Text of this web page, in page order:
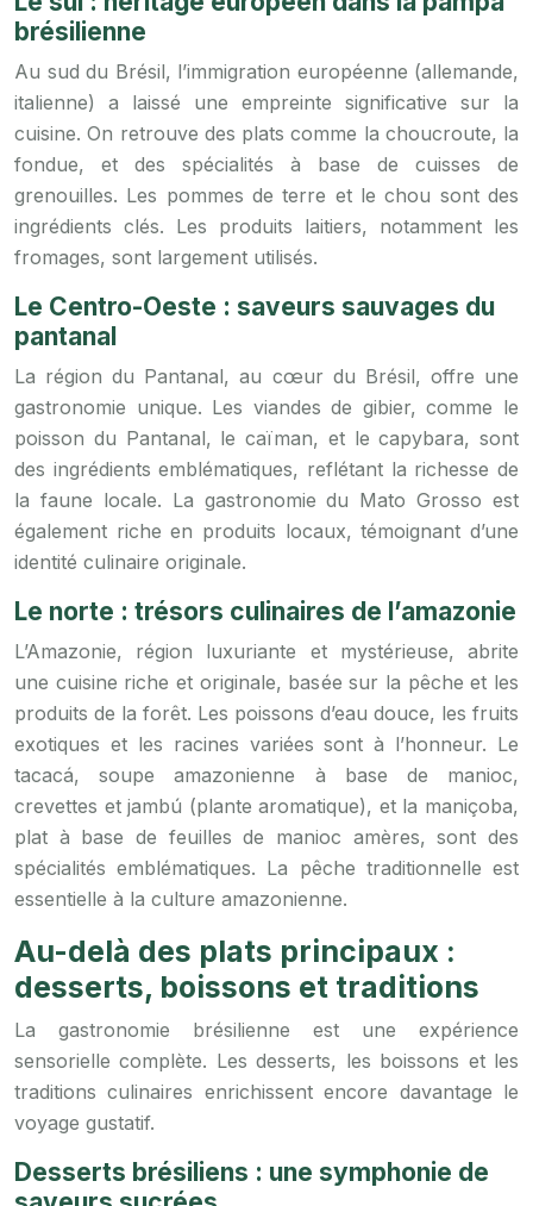
brésilienne
Au sud du Brésil, l’immigration européenne (allemande,
italienne) a laissé une empreinte significative sur la
cuisine. On retrouve des plats comme la choucroute, la
fondue, et des spécialités à base de cuisses de
grenouilles. Les pommes de terre et le chou sont des
ingrédients clés. Les produits laitiers, notamment les
fromages, sont largement utilisés.
Le Centro-Oeste : saveurs sauvages du
pantanal
La région du Pantanal, au cœur du Brésil, offre une
gastronomie unique. Les viandes de gibier, comme le
poisson du Pantanal, le caïman, et le capybara, sont
des ingrédients emblématiques, reflétant la richesse de
la faune locale. La gastronomie du Mato Grosso est
également riche en produits locaux, témoignant d’une
identité culinaire originale.
Le norte : trésors culinaires de l’amazonie
L’Amazonie, région luxuriante et mystérieuse, abrite
une cuisine riche et originale, basée sur la pêche et les
produits de la forêt. Les poissons d’eau douce, les fruits
exotiques et les racines variées sont à l’honneur. Le
tacacá, soupe amazonienne à base de manioc,
crevettes et jambú (plante aromatique), et la maniçoba,
plat à base de feuilles de manioc amères, sont des
spécialités emblématiques. La pêche traditionnelle est
essentielle à la culture amazonienne.
Au-delà des plats principaux :
desserts, boissons et traditions
La gastronomie brésilienne est une expérience
sensorielle complète. Les desserts, les boissons et les
traditions culinaires enrichissent encore davantage le
voyage gustatif.
Desserts brésiliens : une symphonie de